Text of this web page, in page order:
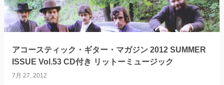
アコースティック・ギター・マガジン 2012 SUMMER
ISSUE Vol.53 CD付き リットーミュージック
7月 27, 2012